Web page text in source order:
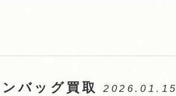
ンバッグ買取2026.01.15